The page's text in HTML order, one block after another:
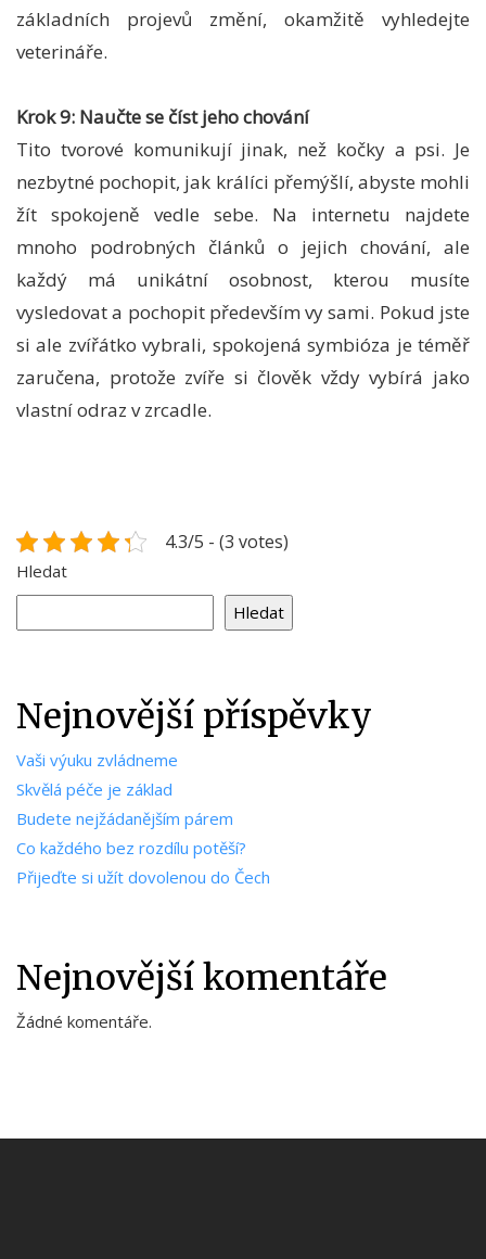
základních projevů změní, okamžitě vyhledejte
veterináře.
Krok 9: Naučte se číst jeho chování
Tito tvorové komunikují jinak, než kočky a psi. Je
nezbytné pochopit, jak králíci přemýšlí, abyste mohli
žít spokojeně vedle sebe. Na internetu najdete
mnoho podrobných článků o jejich chování, ale
každý má unikátní osobnost, kterou musíte
vysledovat a pochopit především vy sami. Pokud jste
si ale zvířátko vybrali, spokojená symbióza je téměř
zaručena, protože zvíře si člověk vždy vybírá jako
vlastní odraz v zrcadle.
4.3/5 - (3 votes)
Hledat
Hledat
Nejnovější příspěvky
Vaši výuku zvládneme
Skvělá péče je základ
Budete nejžádanějším párem
Co každého bez rozdílu potěší?
Přijeďte si užít dovolenou do Čech
Nejnovější komentáře
Žádné komentáře.